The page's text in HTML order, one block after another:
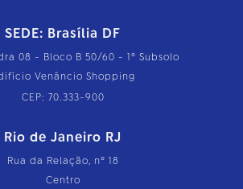
SEDE: Brasília DF
08 - Bloco B 50/60 - 1º Subsolo
Venâncio Shopping
CEP: 70.333-900
Rio de Janeiro RJ
Rua da Relação, nº 18
Centro